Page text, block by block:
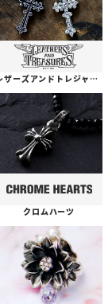
レザーズアンドトレジャーズ
クロムハーツ